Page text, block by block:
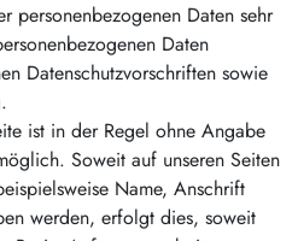
personenbezogenen Daten sehr
Daten
Datenschutzvorschriften sowie
ist in der Regel ohne Angabe
Soweit auf unseren Seiten
Name, Anschrift
werden, erfolgt dies, soweit